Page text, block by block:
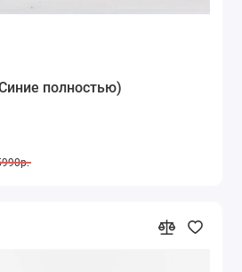
полностью)